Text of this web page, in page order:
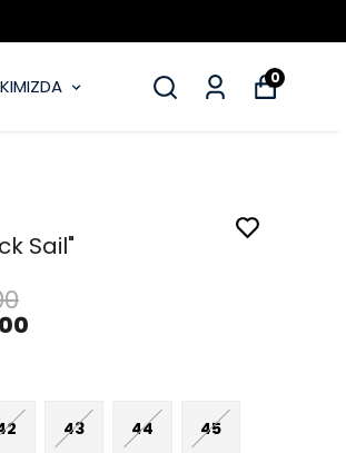
0
Sail"
43 44 45